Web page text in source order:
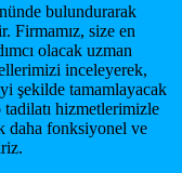
bulundurarak
Firmamız, size en
olacak uzman
inceleyerek,
şekilde tamamlayacak
hizmetlerimizle
daha fonksiyonel ve